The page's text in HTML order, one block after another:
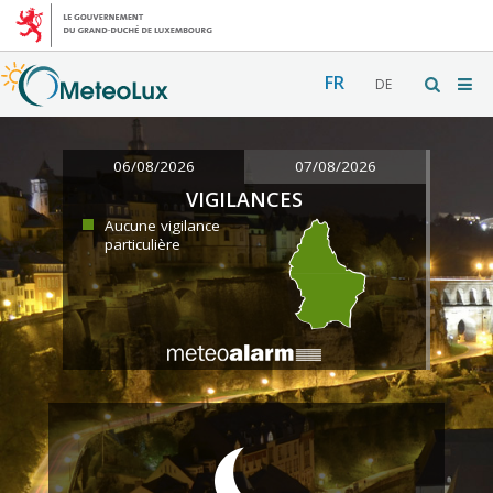
FR DE
06/08/2026 07/08/2026
VIGILANCES
Aucune vigilance
particulière